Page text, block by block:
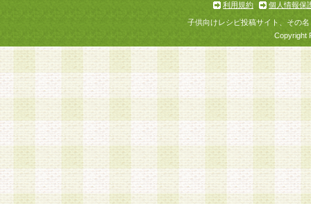
利用規約
個人情報保
子供向けレシピ投稿サイト、その
Copyright